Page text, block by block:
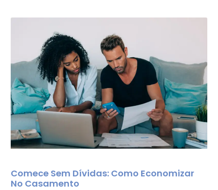
Comece Sem Dívidas: Como Economizar
No Casamento